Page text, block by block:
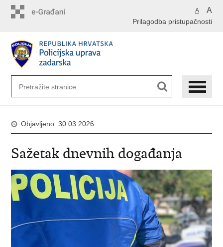
A A
Prilagodba pristupačnosti
Objavljeno: 30.03.2026.
Sažetak dnevnih događanja